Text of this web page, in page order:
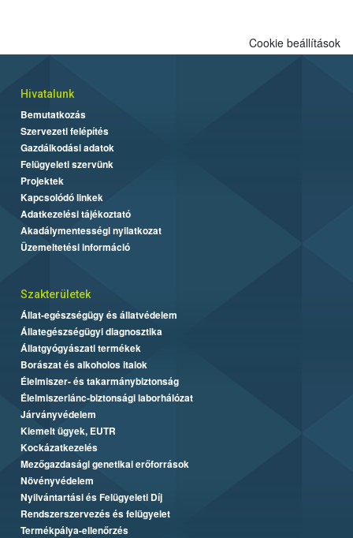
Cookie beállítások
Hivatalunk
Bemutatkozás
Szervezeti felépítés
Gazdálkodási adatok
Felügyeleti szervünk
Projektek
Kapcsolódó linkek
Adatkezelési tájékoztató
Akadálymentességi nyilatkozat
Üzemeltetési információ
Szakterületek
Állat-egészségügy és állatvédelem
Állategészségügyi diagnosztika
Állatgyógyászati termékek
Borászat és alkoholos italok
Élelmiszer- és takarmánybiztonság
Élelmiszerlánc-biztonsági laborhálózat
Járványvédelem
Kiemelt ügyek, EUTR
Kockázatkezelés
Mezőgazdasági genetikai erőforrások
Növényvédelem
Nyilvántartási és Felügyeleti Díj
Rendszerszervezés és felügyelet
Termékpálya-ellenőrzés